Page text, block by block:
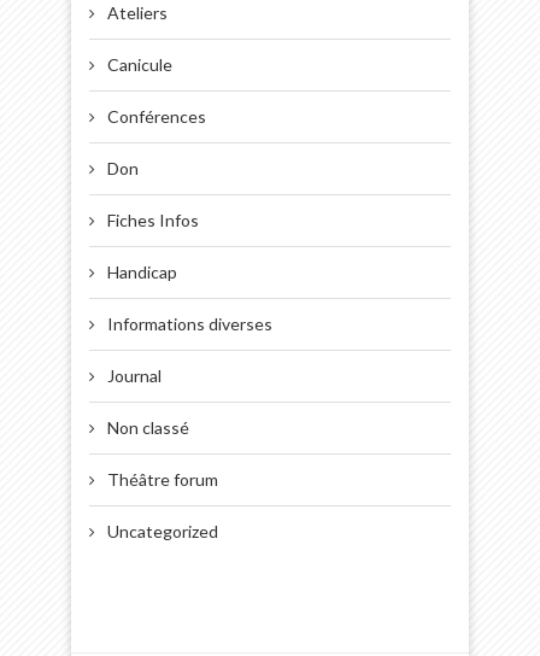
Ateliers
Canicule
Conférences
Don
Fiches Infos
Handicap
Informations diverses
Journal
Non classé
Théâtre forum
Uncategorized